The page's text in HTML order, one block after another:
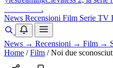
.
News Recensioni Film Serie TV
News → Recensioni → Film →
Home / Film / Noi due